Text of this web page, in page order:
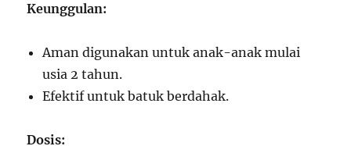
Keunggulan:
Aman digunakan untuk anak-anak mulai
usia 2 tahun.
Efektif untuk batuk berdahak.
Dosis: